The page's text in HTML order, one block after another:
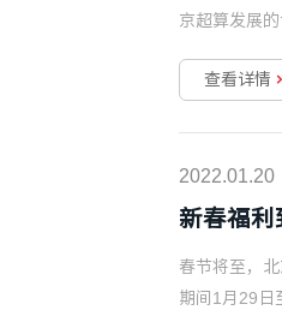
京超算发展
查看详情
2022.01.20
新春福利
春节将至，
期间1月29日